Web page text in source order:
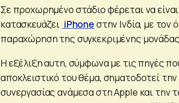
Σε προχωρημένο στάδιο φέρεται να
κατασκευάζει iPhoneστην Ινδία, με τον
παραχώρηση της συγκεκριμένης
Η εξέλιξη αυτη, σύμφωνα με τις πηγές
αποκλειστικό του θέμα, σηματοδοτεί
συνεργασίας ανάμεσα στη Apple και την